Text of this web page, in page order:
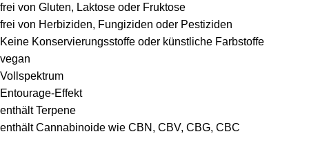
frei von Gluten, Laktose oder Fruktose
frei von Herbiziden, Fungiziden oder Pestiziden
Keine Konservierungsstoffe oder künstliche Farbstoffe
vegan
Vollspektrum
Entourage-Effekt
enthält Terpene
enthält Cannabinoide wie CBN, CBV, CBG, CBC